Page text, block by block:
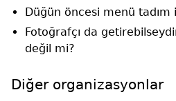
Düğün öncesi menü tadım
Fotoğrafçı da
değil mi?
Diğer organizasyonlar